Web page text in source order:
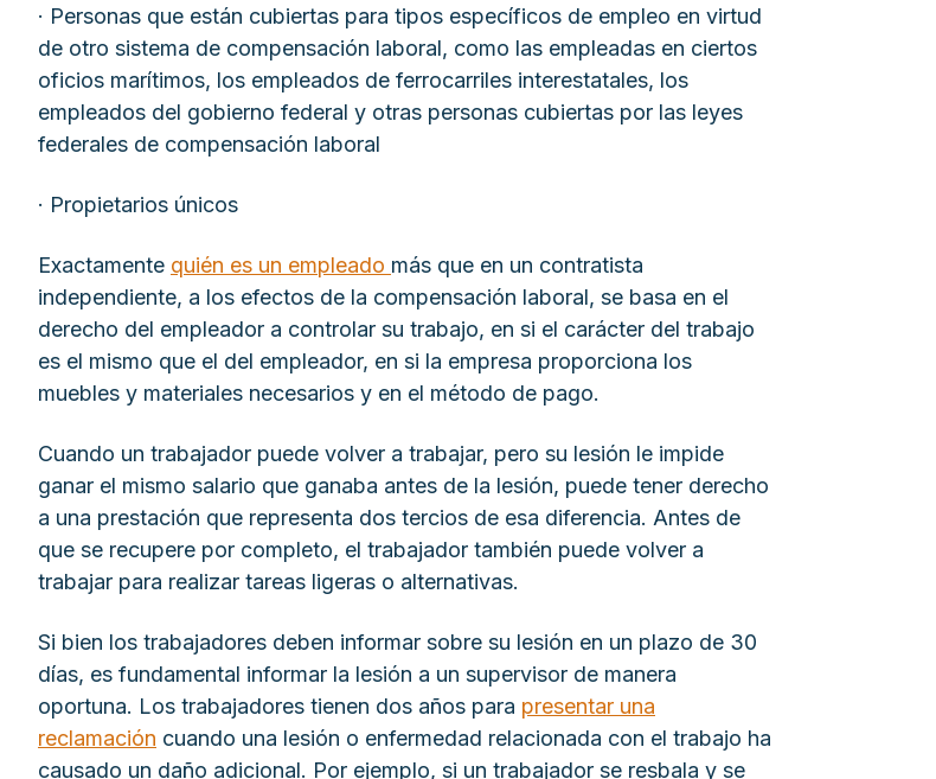
· Personas que están cubiertas para tipos específicos de empleo en virtud
de otro sistema de compensación laboral, como las empleadas en ciertos
oficios marítimos, los empleados de ferrocarriles interestatales, los
empleados del gobierno federal y otras personas cubiertas por las leyes
federales de compensación laboral
· Propietarios únicos
Exactamente quién es un empleado más que en un contratista
independiente, a los efectos de la compensación laboral, se basa en el
derecho del empleador a controlar su trabajo, en si el carácter del trabajo
es el mismo que el del empleador, en si la empresa proporciona los
muebles y materiales necesarios y en el método de pago.
Cuando un trabajador puede volver a trabajar, pero su lesión le impide
ganar el mismo salario que ganaba antes de la lesión, puede tener derecho
a una prestación que representa dos tercios de esa diferencia. Antes de
que se recupere por completo, el trabajador también puede volver a
trabajar para realizar tareas ligeras o alternativas.
Si bien los trabajadores deben informar sobre su lesión en un plazo de 30
días, es fundamental informar la lesión a un supervisor de manera
oportuna. Los trabajadores tienen dos años para presentar una
reclamación cuando una lesión o enfermedad relacionada con el trabajo ha
causado un daño adicional. Por ejemplo, si un trabajador se resbala y se